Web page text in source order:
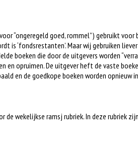
“ongeregeld goed, rommel”) gebruikt
is ‘fondsrestanten’. Maar wij gebruiken
boeken die door de uitgevers worden
opruimen. De uitgever heft de vaste
en de goedkope boeken worden opnieuw
de wekelijkse ramsj rubriek. In deze rubriek